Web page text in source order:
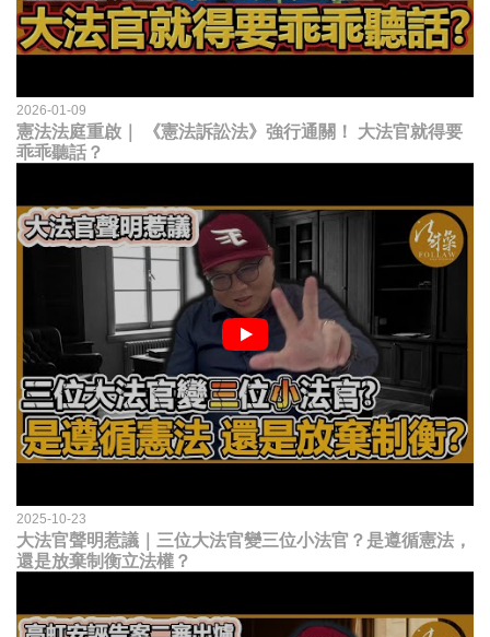
2026-01-09
憲法法庭重啟｜ 《憲法訴訟法》強行通關！ 大法官就得要
乖乖聽話？
2025-10-23
大法官聲明惹議｜三位大法官變三位小法官？是遵循憲法，
還是放棄制衡立法權？